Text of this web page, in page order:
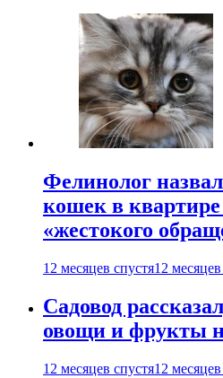
Фелинолог
кошек в
«жестокого
12 месяцев спустя12
Садовод
овощи и фрукты
12 месяцев спустя12